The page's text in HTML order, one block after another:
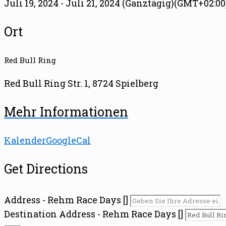
Juli 19, 2024 - Juli 21, 2024 (Ganztägig)
Ort
Red Bull Ring
Red Bull Ring Str. 1, 8724 Spielberg
Mehr Informationen
KalenderGoogleCal
Get Directions
Address - Rehm Race Days []
Destination Address - Rehm Race Days []